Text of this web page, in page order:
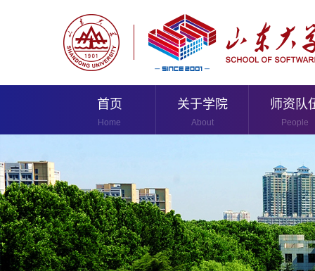
首页
Home
关于学院
About
师资队
People